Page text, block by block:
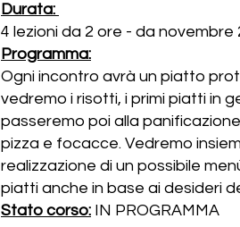
Durata:
4 lezioni da 2 ore - da novembre
Programma:
Ogni incontro avrà un piatto
vedremo i risotti, i primi piatti in
passeremo poi alla
pizza e focacce. Vedremo
realizzazione di un possibile
piatti anche in base ai desideri
Stato corso: IN PROGRAMMA